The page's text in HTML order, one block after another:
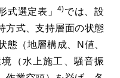
式選定表」4)では、設
方式、支持層面の状態
態（地層構成、N値、
（水上施工、騒音振